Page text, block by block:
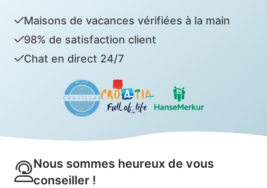
Maisons de vacances vérifiées à la main
98% de satisfaction client
Chat en direct 24/7
Nous sommes heureux de vous
conseiller !